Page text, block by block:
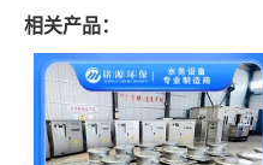
相关产品：